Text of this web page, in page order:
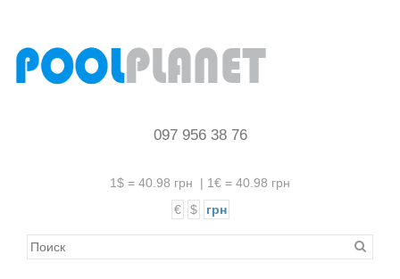
097 956 38 76
1$ = 40.98 грн | 1€ = 40.98 грн
€
$ грн